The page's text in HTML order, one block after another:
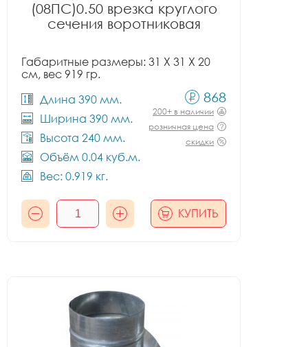
(08ПС)0.50 врезка круглого
сечения воротниковая
Габаритные размеры: 31 X 31 X 20
см, вес 919 гр.
Длина 390 мм.
Ширина 390 мм.
Высота 240 мм.
Объём 0.04 куб.м.
Вес: 0.919 кг.
868
200+ в наличии
розничная цена
скидки
КУПИТЬ